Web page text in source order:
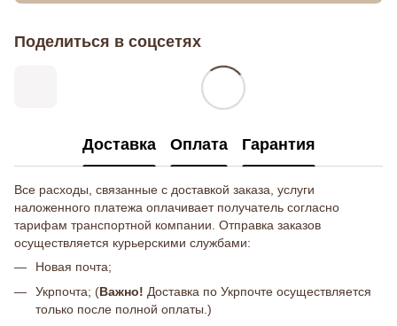
Поделиться в соцсетях
Доставка Оплата Гарантия
Все расходы, связанные с доставкой заказа, услуги
наложенного платежа оплачивает получатель согласно
тарифам транспортной компании. Отправка заказов
осуществляется курьерскими службами:
Новая почта;
Укрпочта; (Важно! Доставка по Укрпочте осуществляется
только после полной оплаты.)